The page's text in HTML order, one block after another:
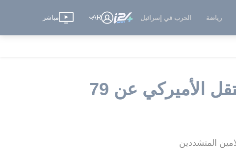
رياضة الحرب في إسرائيل AR مباشر
وفاة الزعيم الروحي للجماعة الاسلامية في المعتقل الأميركي عن 79
المتشددين